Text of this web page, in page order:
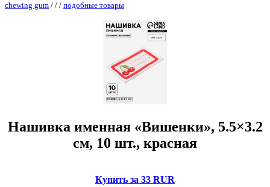
chewing gum / / / подобные товары
Нашивка именная «Вишенки», 5.5×3.2
см, 10 шт., красная
Купить за 33 RUR